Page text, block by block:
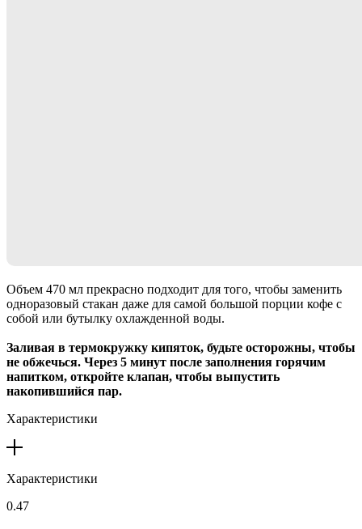
Объем 470 мл прекрасно подходит для того, чтобы заменить
одноразовый стакан даже для самой большой порции кофе с
собой или бутылку охлажденной воды.
Заливая в термокружку кипяток, будьте осторожны, чтобы
не обжечься. Через 5 минут после заполнения горячим
напитком, откройте клапан, чтобы выпустить
накопившийся пар.
Характеристики
Характеристики
0.47